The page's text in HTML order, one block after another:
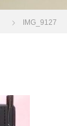
IMG_9127